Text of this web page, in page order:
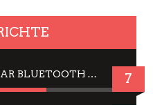
JBL TUNE 720BT: OVER EAR BLUETOOTH KOPFHÖRER UM DIE 50,-€ IM DAUER-TEST 7